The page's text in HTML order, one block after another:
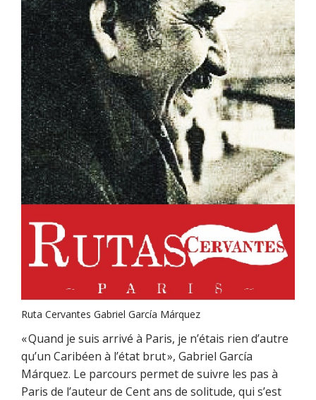
Ruta Cervantes Gabriel García Márquez
« Quand je suis arrivé à Paris, je n’étais rien d’autre
qu’un Caribéen à l’état brut », Gabriel García
Márquez. Le parcours permet de suivre les pas à
Paris de l’auteur de Cent ans de solitude, qui s’est